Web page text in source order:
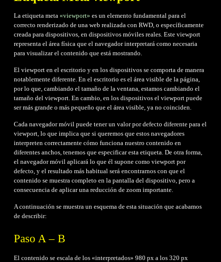
La etiqueta meta«viewport» es un elemento fundamental para el
correcto renderizado de una web realizada con RWD, o específicamente
creada para dispositivos, en dispositivos móviles reales. Este viewport
representa el área física que el navegador interpretará como necesaria
para visualizar el contenido que está mostrando.
El viewport en el escritorio y en los dispositivos se comporta de manera
notablemente diferente. En el escritorio es el área visible de la página,
por lo que, cambiando el tamaño de la ventana, estamos cambiando el
tamaño del viewport. En cambio, en los dispositivos el viewport puede
ser más grande o más pequeño que el área visible, ya no coinciden.
Cada navegador móvil puede tener un valor por defecto diferente para el
viewport, lo que implica que si queremos que estos navegadores
interpreten correctamente cómo funciona nuestro contenido en
diferentes anchos, tenemos que especificar esta etiqueta. De otra forma,
el navegador móvil aplicará lo que él supone como viewport por
defecto, y el resultado más habitual será encontrarnos con que el
contenido se muestra completo en la pantalla del dispositivo, pero a
consecuencia de aplicar una reducción de zoom importante.
A continuación se muestra un esquema de esta situación que acabamos
de describir:
Paso A – B
El contenido se escala de los «interpretados» 980 px a los 320 px